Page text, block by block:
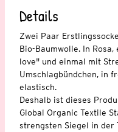
Details
Zwei Paar
Bio-Baumwolle. In
love" und einmal mit
Umschlagbündchen, in
elastisch.
Deshalb ist dieses
Global Organic Textile
strengsten Siegel in der